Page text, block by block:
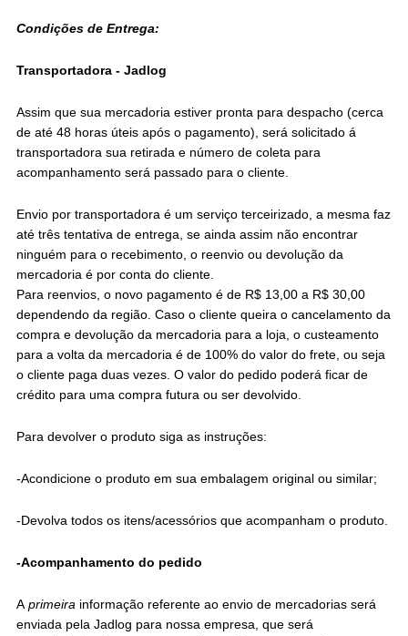
Condições de Entrega:
Transportadora - Jadlog
Assim que sua mercadoria estiver pronta para despacho (cerca
de até 48 horas úteis após o pagamento), será solicitado á
transportadora sua retirada e número de coleta para
acompanhamento será passado para o cliente.
Envio por transportadora é um serviço terceirizado, a mesma faz
até três tentativa de entrega, se ainda assim não encontrar
ninguém para o recebimento, o reenvio ou devolução da
mercadoria é por conta do cliente.
Para reenvios, o novo pagamento é de R$ 13,00 a R$ 30,00
dependendo da região. Caso o cliente queira o cancelamento da
compra e devolução da mercadoria para a loja, o custeamento
para a volta da mercadoria é de 100% do valor do frete, ou seja
o cliente paga duas vezes. O valor do pedido poderá ficar de
crédito para uma compra futura ou ser devolvido.
Para devolver o produto siga as instruções:
-Acondicione o produto em sua embalagem original ou similar;
-Devolva todos os itens/acessórios que acompanham o produto.
-Acompanhamento do pedido
A primeira informação referente ao envio de mercadorias será
enviada pela Jadlog para nossa empresa, que será